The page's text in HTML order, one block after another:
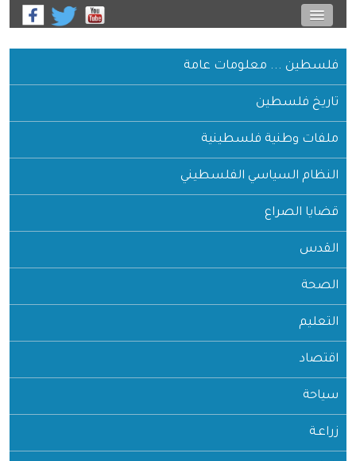
فلسطين ... معلومات عامة
تاريخ فلسطين
ملفات وطنية فلسطينية
النظام السياسي الفلسطيني
قضايا الصراع
القدس
الصحة
التعليم
اقتصاد
سياحة
زراعـة